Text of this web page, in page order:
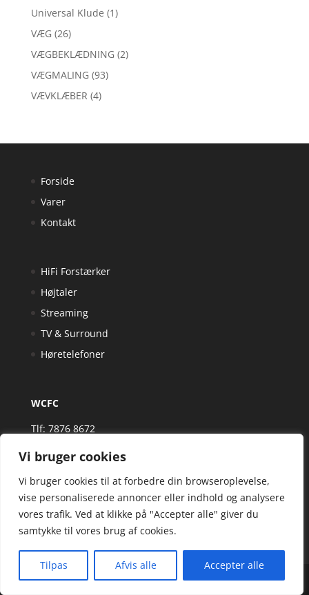
Vi bruger cookies
Vi bruger cookies til at forbedre din browseroplevelse,
vise personaliserede annoncer eller indhold og analysere
vores trafik. Ved at klikke på "Accepter alle" giver du
samtykke til vores brug af cookies.
Tilpas Afvis alle Accepter alle
Universal Klude (1)
VÆG (26)
VÆGBEKLÆDNING (2)
VÆGMALING (93)
VÆVKLÆBER (4)
Forside
Varer
Kontakt
HiFi Forstærker
Højtaler
Streaming
TV & Surround
Høretelefoner
WCFC
Tlf: 7876 8672